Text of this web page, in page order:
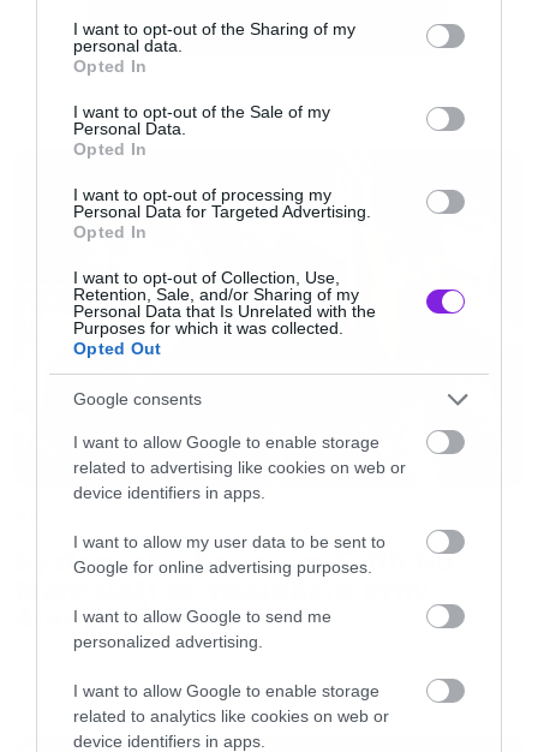
not limited to your visit or usage behaviour. You may click to
grant or deny consent to Google and its third-party tags to
use your data for below specified purposes in below Google
consent section.
I want to opt-out of the Sharing of my
personal data.
Opted In
I want to opt-out of the Sale of my
Personal Data.
Opted In
I want to opt-out of processing my
Personal Data for Targeted Advertising.
Opted In
I want to opt-out of Collection, Use,
Retention, Sale, and/or Sharing of my
Personal Data that Is Unrelated with the
Purposes for which it was collected.
Opted Out
Google consents
I want to allow Google to enable storage
related to advertising like cookies on web or
device identifiers in apps.
I want to allow my user data to be sent to
Google for online advertising purposes.
I want to allow Google to send me
personalized advertising.
I want to allow Google to enable storage
related to analytics like cookies on web or
device identifiers in apps.
Το θέμα πήρε δημοσιότητα από το BBC και οι
γιατροί προειδοποιούν για τους κινδύνους που
αντιμετωπίζει όποιος κουνάει τόσο έντονα το
κεφάλι του και με τέτοιο τρόπο.
Επειδή όμως οι γιατροί γενικά δεν είναι
υπερβολικοί άνθρωποι ξεκαθαρίζουν ότι το να
σου δημιουργηθεί αιμάτωμα με αυτό το λόγο
είναι εξαιρετικά σπάνιο.
Άρα ομεταλάς οικοδόμος δεν κινδυνεύει.
System of a Down και Faith No
Αυστραλία